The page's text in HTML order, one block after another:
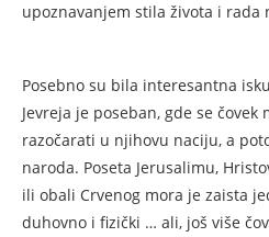
upoznavanjem stila života i rada
Posebno su bila interesantna
Jevreja je poseban, gde se čovek
razočarati u njihovu naciju, a
naroda. Poseta Jerusalimu,
ili obali Crvenog mora je zaista
duhovno i fizički … ali, još više